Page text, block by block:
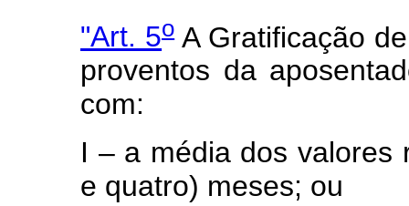
"Art. 5oA Gratificação
proventos da
com:
I – a média dos valores
e quatro) meses; ou